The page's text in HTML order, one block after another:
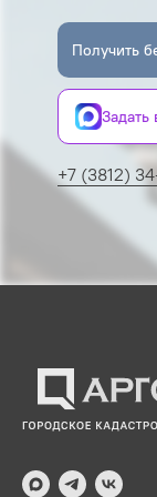
Получить
+7 (3812)
Задать